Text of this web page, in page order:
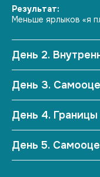
Результат:
Меньше ярлыков «я
День 2.
День 3.
День 4. Границы
День 5.
когда накрывает.